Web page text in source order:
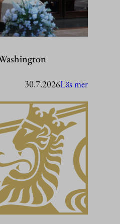
30.7.2026Läs mer: